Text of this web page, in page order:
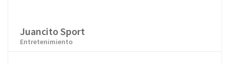
Juancito Sport
Entretenimiento